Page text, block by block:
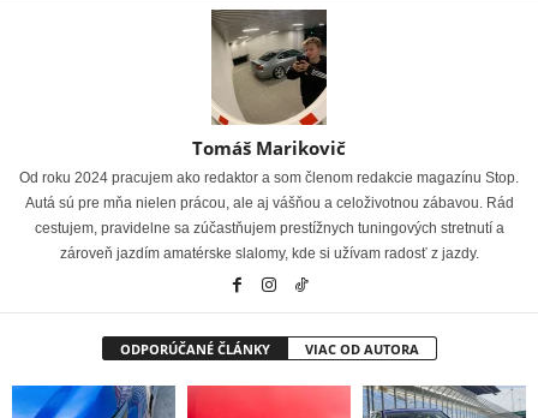
Tomáš Marikovič
Od roku 2024 pracujem ako redaktor a som členom redakcie magazínu Stop.
Autá sú pre mňa nielen prácou, ale aj vášňou a celoživotnou zábavou. Rád
cestujem, pravidelne sa zúčastňujem prestížnych tuningových stretnutí a
zároveň jazdím amatérske slalomy, kde si užívam radosť z jazdy.
ODPORÚČANÉ ČLÁNKY VIAC OD AUTORA